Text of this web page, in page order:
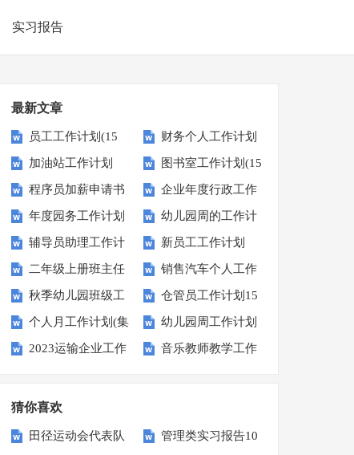
实习报告
最新文章
员工工作计划(15
篇)
财务个人工作计划
加油站工作计划 图书室工作计划(15
篇)
程序员加薪申请书 企业年度行政工作
计划
年度园务工作计划 幼儿园周的工作计
划
辅导员助理工作计
划
新员工工作计划
二年级上册班主任
工作计划
销售汽车个人工作
计划
秋季幼儿园班级工
作计划
仓管员工作计划15
篇
个人月工作计划(集
合15篇)
幼儿园周工作计划
2023运输企业工作 音乐教师教学工作
猜你喜欢
田径运动会代表队 管理类实习报告10